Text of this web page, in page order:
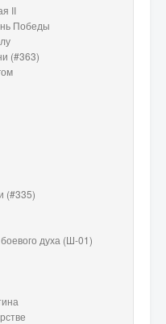
II
Победы
(#363)
(#335)
духа (Ш-01)